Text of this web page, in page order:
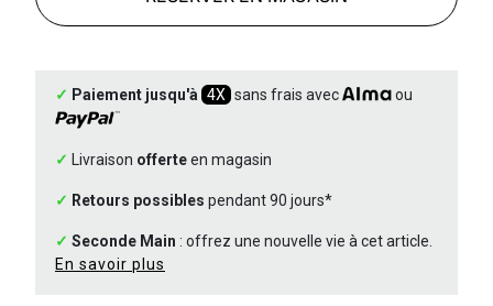
✓ Paiement jusqu'à 4X sans frais avec ou
✓ Livraison offerteen magasin
✓ Retours possibles pendant 90 jours*
✓ Seconde Main : offrez une nouvelle vie à cet article.
En savoir plus